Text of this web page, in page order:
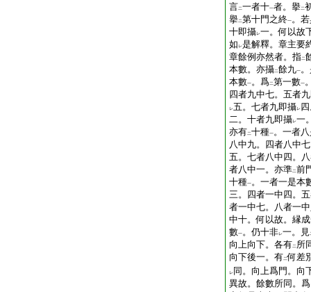
言二一者十一者。擧二
擧二第十門之終一。
十即攝レ一。何以故
如 レ是解釋。章主要
章餘例亦然者。指二
本數。亦攝二餘九一
本數一。爲二第一數一
四者九中七。五者
レ五。七者九即攝レ
二。十者九即攝レ一
亦有二十種一。一者
八中九。四者八中
五。七者八中四。
者八中一。亦準二前
十種一。一者一是本
三。四者一中四。
者一中七。八者一
中十。何以故。縁
數一。仍十非レ一。見
向上向下。各有二 所
向下後一。有二何差
レ 同。向上爲門。向
異故。餘數所同。